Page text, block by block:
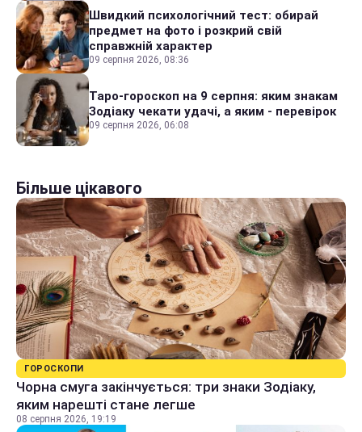
Швидкий психологічний тест: обирай
предмет на фото і розкрий свій
справжній характер
09 серпня 2026, 08:36
Таро-гороскоп на 9 серпня: яким знакам
Зодіаку чекати удачі, а яким - перевірок
09 серпня 2026, 06:08
Більше цікавого
ГОРОСКОПИ
Чорна смуга закінчується: три знаки Зодіаку,
яким нарешті стане легше
08 серпня 2026, 19:19